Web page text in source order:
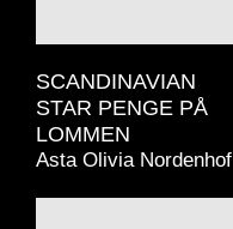
SCANDINAVIAN
STAR PENGE PÅ
LOMMEN
Asta Olivia Nordenhof